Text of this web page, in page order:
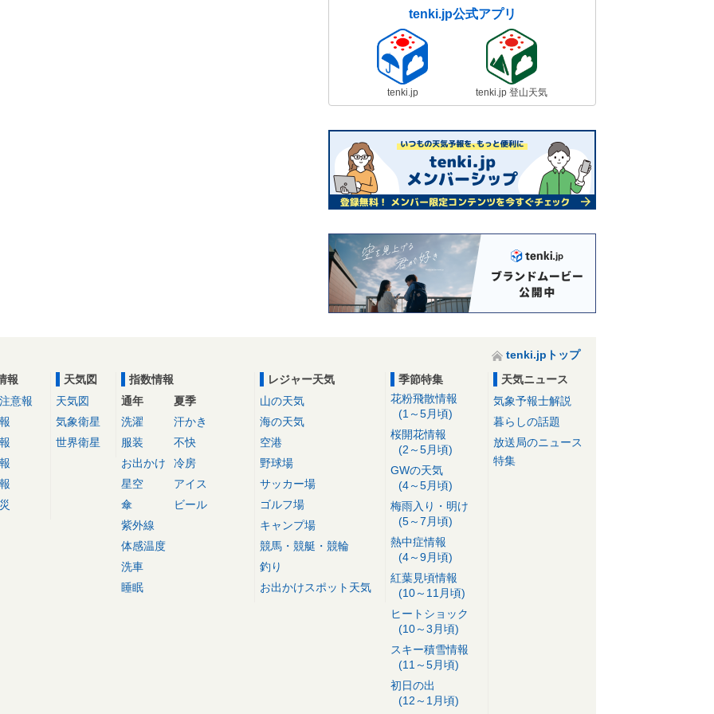
tenki.jp公式アプリ
tenki.jp tenki.jp 登山天気
tenki.jpトップ
報
意報
天気図
天気図
気象衛星
世界衛星
指数情報
通年
洗濯
服装
お出かけ
星空
傘
紫外線
体感温度
洗車
睡眠
夏季
汗かき
不快
冷房
アイス
ビール
レジャー天気
山の天気
海の天気
空港
野球場
サッカー場
ゴルフ場
キャンプ場
競馬・競艇・競輪
釣り
お出かけスポット天気
季節特集
花粉飛散情報
(1～5月頃)
桜開花情報
(2～5月頃)
GWの天気
(4～5月頃)
梅雨入り・明け
(5～7月頃)
熱中症情報
(4～9月頃)
紅葉見頃情報
(10～11月頃)
ヒートショック
(10～3月頃)
スキー積雪情報
(11～5月頃)
初日の出
(12～1月頃)
天気ニュース
気象予報士解説
暮らしの話題
放送局のニュース
特集